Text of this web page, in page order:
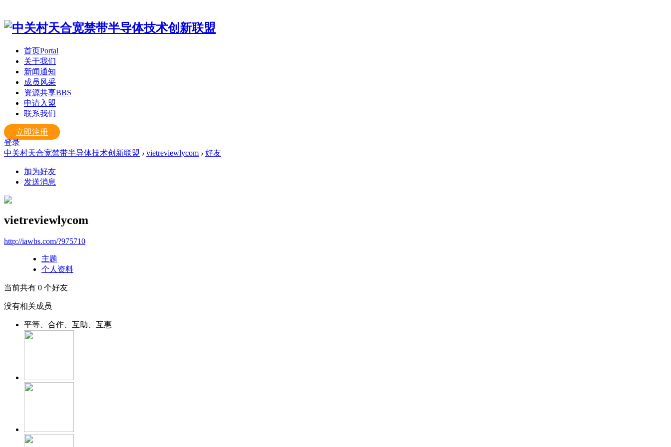
首页Portal
关于我们
新闻通知
成员风采
资源共享BBS
申请入盟
联系我们
立即注册
登录
中关村天合宽禁带半导体技术创新联盟 › vietreviewlycom › 好友
加为好友
发送消息
vietreviewlycom
http://iawbs.com/?975710
主题
个人资料
当前共有 0 个好友
没有相关成员
平等、合作、互助、互惠